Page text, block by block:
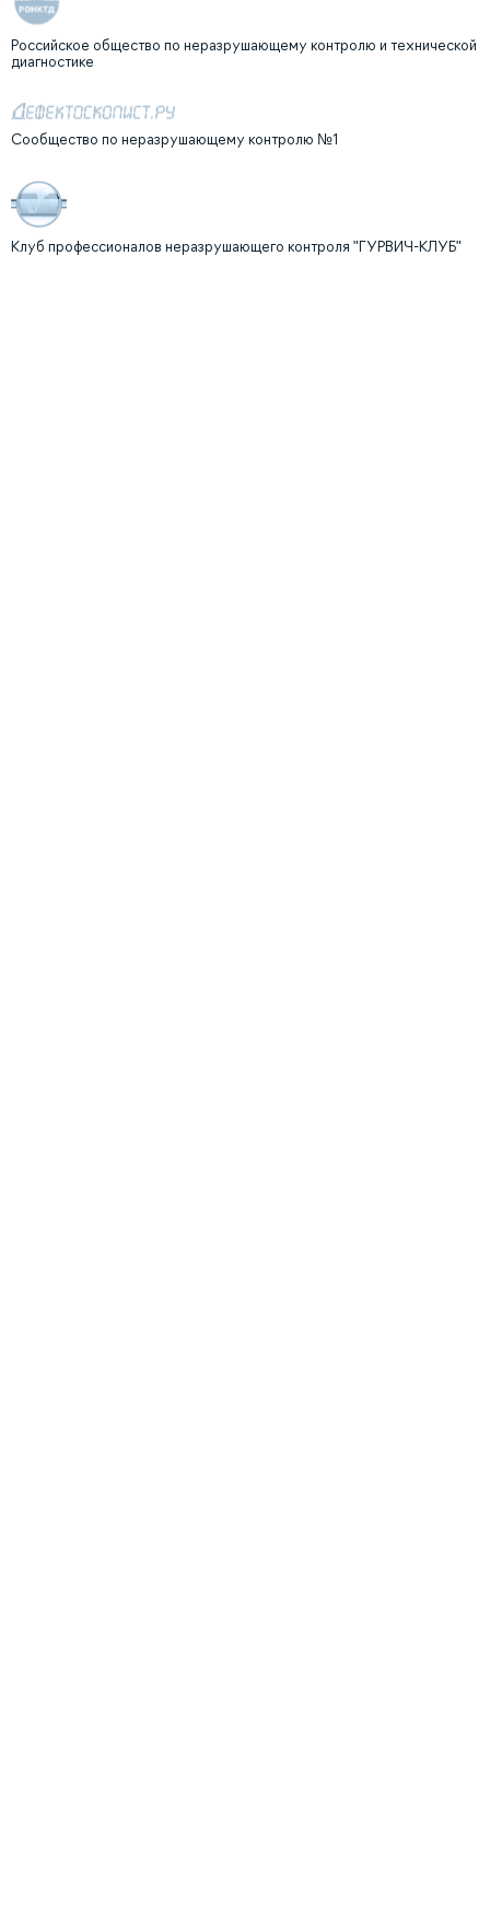
Российское общество по неразрушающему контролю и технической
диагностике
Сообщество по неразрушающему контролю №1
Клуб профессионалов неразрушающего контроля "ГУРВИЧ-КЛУБ"